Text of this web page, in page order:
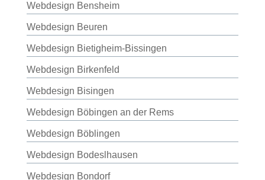
Webdesign Bensheim
Webdesign Beuren
Webdesign Bietigheim-Bissingen
Webdesign Birkenfeld
Webdesign Bisingen
Webdesign Böbingen an der Rems
Webdesign Böblingen
Webdesign Bodeslhausen
Webdesign Bondorf